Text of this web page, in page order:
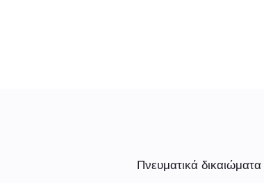
Πνευματικά